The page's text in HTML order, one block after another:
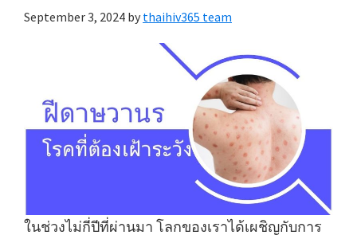
September 3, 2024 by thaihiv365 team
ในช่วงไม่กี่ปีที่ผ่านมา โลกของเราได้เผชิญกับการ